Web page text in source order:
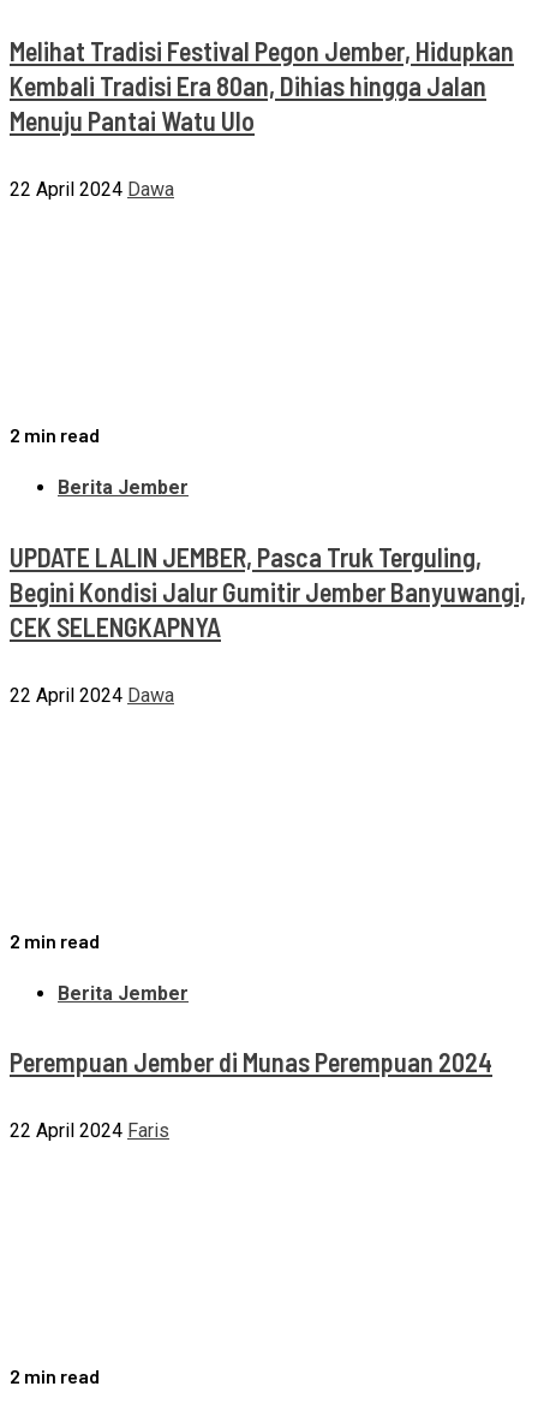
Melihat Tradisi Festival Pegon Jember, Hidupkan
Kembali Tradisi Era 80an, Dihias hingga Jalan
Menuju Pantai Watu Ulo
22 April 2024 Dawa
2 min read
Berita Jember
UPDATE LALIN JEMBER, Pasca Truk Terguling,
Begini Kondisi Jalur Gumitir Jember Banyuwangi,
CEK SELENGKAPNYA
22 April 2024 Dawa
2 min read
Berita Jember
Perempuan Jember di Munas Perempuan 2024
22 April 2024 Faris
2 min read